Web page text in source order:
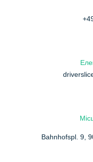
Bahnhofspl. 9,